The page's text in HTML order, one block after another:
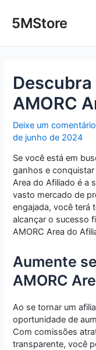
para5MStore
AMORC
Deixe um comentário
de junho de 2024
Se você está em
ganhos e
Area do Afiliado é a
vasto mercado de
engajada, você terá
alcançar o sucesso
AMORC Area do
Aumente
AMORC
Ao se tornar um
oportunidade de
Com comissões
transparente, você
navigation